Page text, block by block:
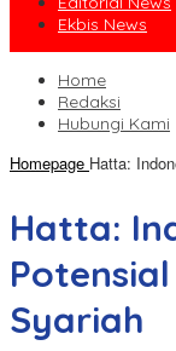
Ekbis News
Home
Redaksi
Hubungi Kami
Homepage Hatta:
Hatta:
Syariah